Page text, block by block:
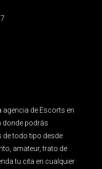
agencia de Escorts en
donde podrás
de todo tipo desde
amateur, trato de
tu cita en cualquier